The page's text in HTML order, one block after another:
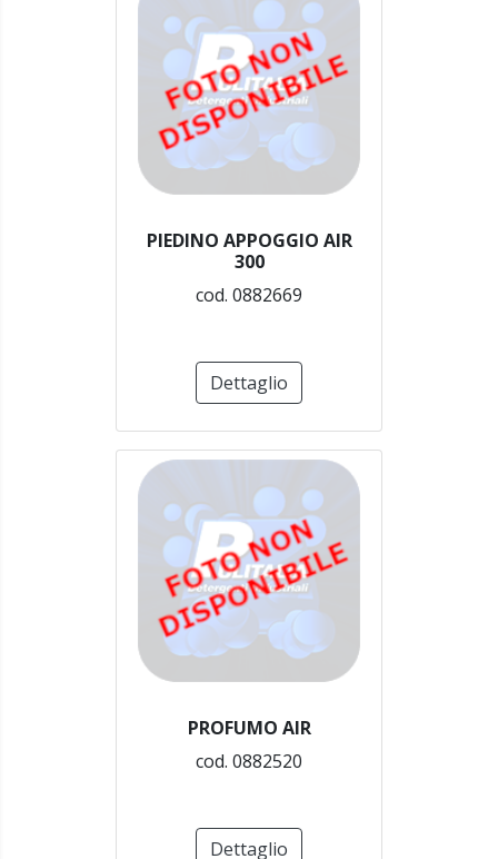
PIEDINO APPOGGIO AIR
300
cod. 0882669
Dettaglio
PROFUMO AIR
cod. 0882520
Dettaglio